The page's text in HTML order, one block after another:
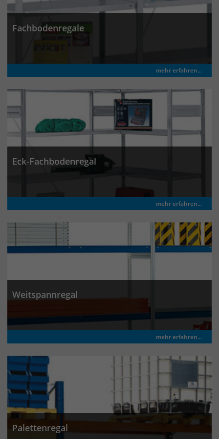
Fachbodenregale
mehr erfahren...
Eck-Fachbodenregal
mehr erfahren...
Weitspannregal
mehr erfahren...
Palettenregal
auf unserem Server gespeichert und
unzugänglich.
Name _pk_ref
Anbieter Matomo
Laufzeit
Das Cookie wird von Matomo
um Besucher-, Sitzungs- und
Kampagnendaten zu berechnen und
die Nutzung der Website für den
Analysebericht der Website zu
verfolgen. Die Cookies speichern
Informationen anonym und weisen
um eindeutige Besucher zu
identifizieren. Die Daten werde lokal
auf unserem Server gespeichert und
sind damit externen Unternehmen
Zweck
Das Cookie wird genutzt um temporär
Name _pk_cvar